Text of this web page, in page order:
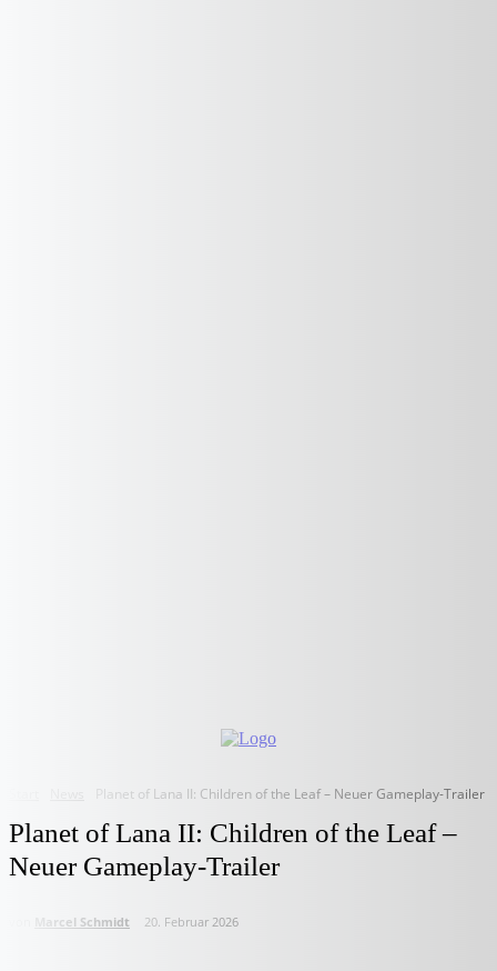
Planet of Lana II: Children of the Leaf – Neuer Gameplay-Trailer
Planet of Lana II: Children of the Leaf –
Neuer Gameplay-Trailer
Marcel Schmidt 20. Februar 2026